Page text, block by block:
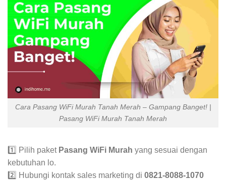
Cara Pasang WiFi Murah Tanah Merah – Gampang Banget! |
Pasang WiFi Murah Tanah Merah
1️⃣ Pilih paket Pasang WiFi Murah yang sesuai dengan
kebutuhan lo.
2️⃣ Hubungi kontak sales marketing di 0821-8088-1070